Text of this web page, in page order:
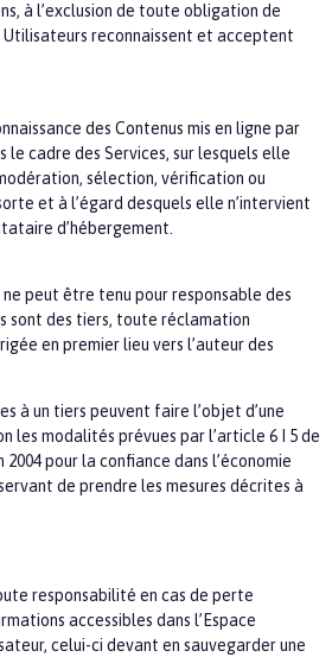
à l’exclusion de toute obligation de
reconnaissent et acceptent
des Contenus mis en ligne par
le cadre des Services, sur lesquels elle
sélection, vérification ou
et à l’égard desquels elle n’intervient
d’hébergement.
ne peut être tenu pour responsable des
sont des tiers, toute réclamation
en premier lieu vers l’auteur des
à un tiers peuvent faire l’objet d’une
les modalités prévues par l’article 6 I 5 de
2004 pour la confiance dans l’économie
de prendre les mesures décrites à
responsabilité en cas de perte
accessibles dans l’Espace
celui-ci devant en sauvegarder une